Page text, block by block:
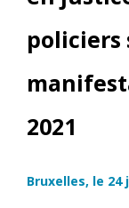
policiers
2021
Bruxelles, le 24